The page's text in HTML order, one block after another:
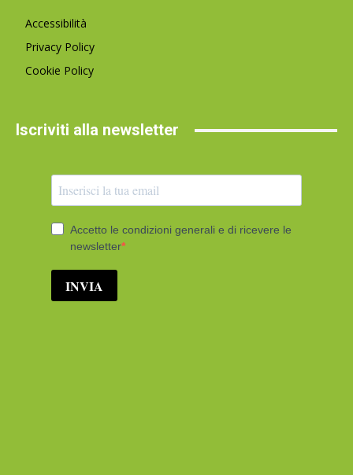
Accessibilità
Privacy Policy
Cookie Policy
Iscriviti alla newsletter